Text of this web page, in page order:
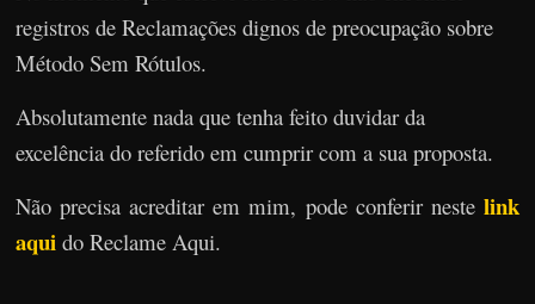
registros de Reclamações dignos de preocupação sobre
Método Sem Rótulos.
Absolutamente nada que tenha feito duvidar da
excelência do referido em cumprir com a sua proposta.
Não precisa acreditar em mim, pode conferir neste link
aqui do Reclame Aqui.